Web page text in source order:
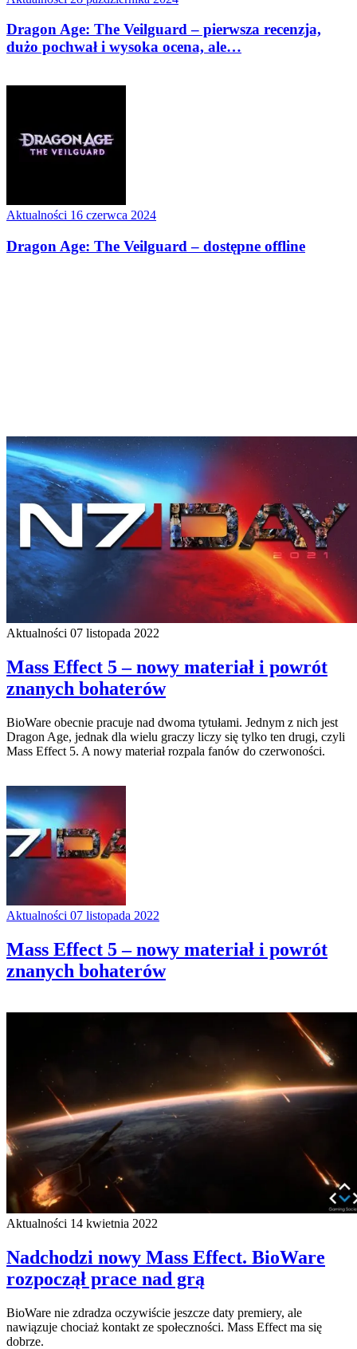
Dragon Age: The Veilguard – pierwsza recenzja,
dużo pochwał i wysoka ocena, ale…
Aktualności 16 czerwca 2024
Dragon Age: The Veilguard – dostępne offline
Aktualności 07 listopada 2022
Mass Effect 5 – nowy materiał i powrót
znanych bohaterów
BioWare obecnie pracuje nad dwoma tytułami. Jednym z nich jest
Dragon Age, jednak dla wielu graczy liczy się tylko ten drugi, czyli
Mass Effect 5. A nowy materiał rozpala fanów do czerwoności.
Aktualności 07 listopada 2022
Mass Effect 5 – nowy materiał i powrót
znanych bohaterów
Aktualności 14 kwietnia 2022
Nadchodzi nowy Mass Effect. BioWare
rozpoczął prace nad grą
BioWare nie zdradza oczywiście jeszcze daty premiery, ale
nawiązuje chociaż kontakt ze społeczności. Mass Effect ma się
dobrze.